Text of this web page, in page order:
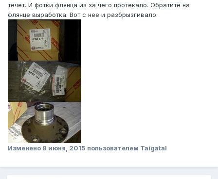
течет. И фотки флянца из за чего протекало. Обратите на
флянце выработка. Вот с нее и разбрызгивало.
Изменено 8 июня, 2015 пользователем Taigatal